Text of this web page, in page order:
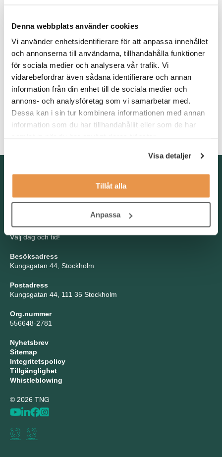
Denna webbplats använder cookies
Vi använder enhetsidentifierare för att anpassa innehållet
och annonserna till användarna, tillhandahålla funktioner
för sociala medier och analysera vår trafik. Vi
vidarebefordrar även sådana identifierare och annan
information från din enhet till de sociala medier och
annons- och analysföretag som vi samarbetar med.
Dessa kan i sin tur kombinera informationen med annan
information som du har tillhandahållit eller som de har
Visa detaljer
Tillåt alla
Anpassa
leverantörskedjan -supply chain?
Som person är du självständig, ambitiös och agerar på eget
initiativ och får saker att hända. Du är resultatorienterad,
systematisk, metodisk och förstår och analyserar komplexa
frågor och problem snabbt. Vidare är du öppen för förändring
och vågar ifrågasätta traditionella tillvägagångssätt.
Du talar och skriver svenska och engelska obehindrat då vi
arbetar både nationellt och internationellt samt är en van
användare av att arbeta i affärssystem och Excel.
Kontakta oss
info@tng.se
Boka möte
Välj dag och tid!
Besöksadress
Kungsgatan 44, Stockholm
Postadress
Kungsgatan 44, 111 35 Stockholm
Org.nummer
556648-2781
Nyhetsbrev
Sitemap
Integritetspolicy
Tillgänglighet
Whistleblowing
© 2026 TNG